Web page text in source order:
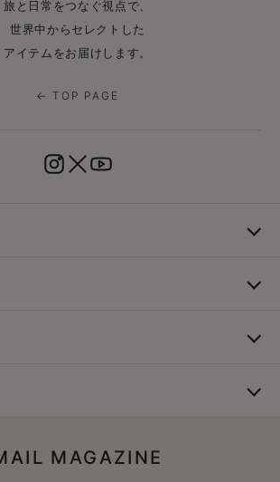
旅と日常をつなぐ視点で、
世界中からセレクトした
アイテムをお届けします。
← TOP PAGE
MAGAZINE